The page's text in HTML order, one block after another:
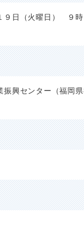
９日（火曜日） ９時
興センター（福岡